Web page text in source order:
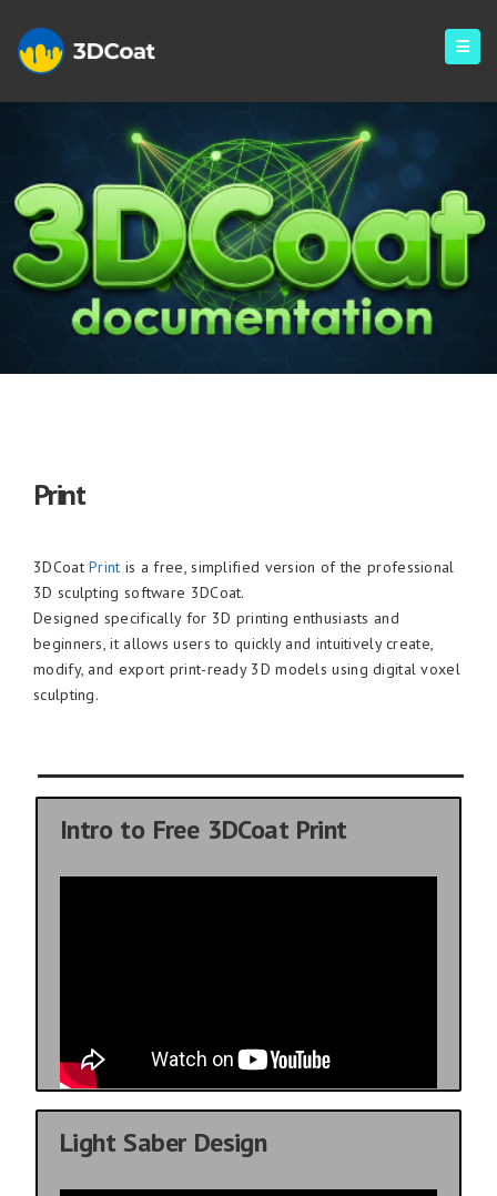
Print
Print
3DCoatPrint is a free, simplified version of the professional
3D sculpting software 3DCoat.
Designed specifically for 3D printing enthusiasts and
beginners, it allows users to quickly and intuitively create,
modify, and export print-ready 3D models using digital voxel
sculpting.
Intro to Free 3DCoat Print
Light Saber Design